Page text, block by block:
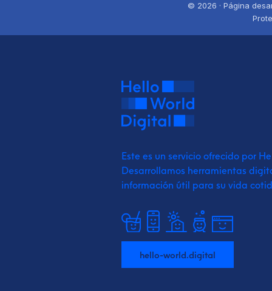
© 2026 · Página
Este es un servicio ofrecido por
Desarrollamos herramientas
información útil para su vida
hello-world.digital